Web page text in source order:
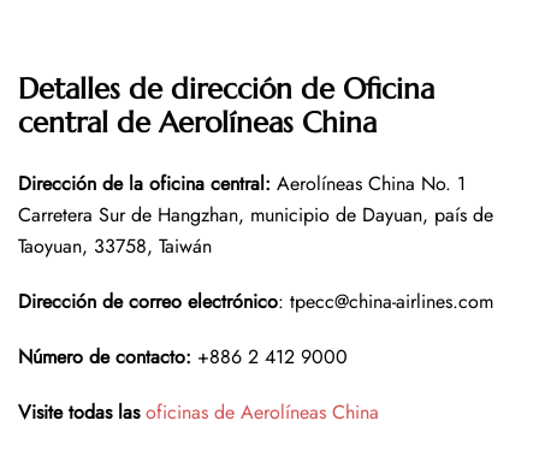
Detalles de dirección de Oficina
central de Aerolíneas China
Dirección de la oficina central: Aerolíneas China No. 1
Carretera Sur de Hangzhan, municipio de Dayuan, país de
Taoyuan, 33758, Taiwán
Dirección de correo electrónico: tpecc@china-airlines.com
Número de contacto: +886 2 412 9000
Visite todas las oficinas de Aerolíneas China